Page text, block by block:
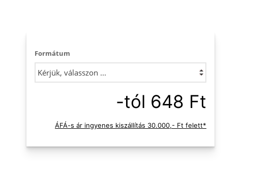
Formátum
-tól 648 Ft
ÁFÁ-s ár ingyenes kiszállítás 30.000,- Ft felett*